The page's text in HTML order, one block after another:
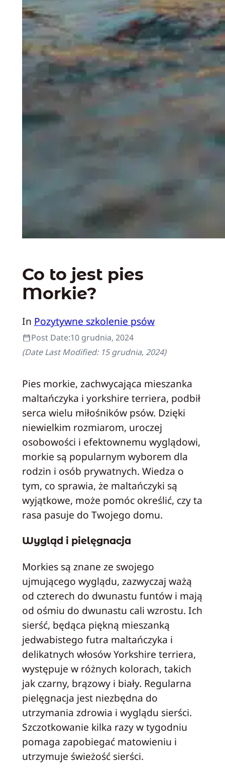
Co to jest pies
Morkie?
In Pozytywne szkolenie psów
Post Date:10 grudnia, 2024
(Date Last Modified: 15 grudnia, 2024)
Pies morkie, zachwycająca mieszanka
maltańczyka i yorkshire terriera, podbił
serca wielu miłośników psów. Dzięki
niewielkim rozmiarom, uroczej
osobowości i efektownemu wyglądowi,
morkie są popularnym wyborem dla
rodzin i osób prywatnych. Wiedza o
tym, co sprawia, że maltańczyki są
wyjątkowe, może pomóc określić, czy ta
rasa pasuje do Twojego domu.
Wygląd i pielęgnacja
Morkies są znane ze swojego
ujmującego wyglądu, zazwyczaj ważą
od czterech do dwunastu funtów i mają
od ośmiu do dwunastu cali wzrostu. Ich
sierść, będąca piękną mieszanką
jedwabistego futra maltańczyka i
delikatnych włosów Yorkshire terriera,
występuje w różnych kolorach, takich
jak czarny, brązowy i biały. Regularna
pielęgnacja jest niezbędna do
utrzymania zdrowia i wyglądu sierści.
Szczotkowanie kilka razy w tygodniu
pomaga zapobiegać matowieniu i
utrzymuje świeżość sierści.